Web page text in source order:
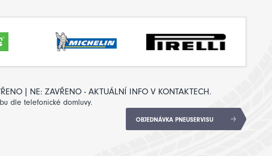
| NE: ZAVŘENO - AKTUÁLNÍ INFO V KONTAKTECH.
dle telefonické domluvy.
OBJEDNÁVKA PNEUSERVISU